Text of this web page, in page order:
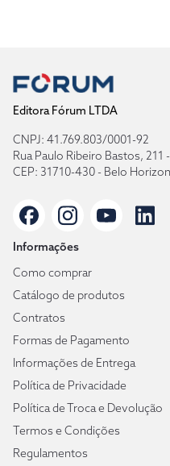
Editora Fórum LTDA
CNPJ: 41.769.803/0001-92
Rua Paulo Ribeiro Bastos, 211
CEP: 31710-430 - Belo
Informações
Como comprar
Catálogo de produtos
Contratos
Formas de Pagamento
Informações de Entrega
Política de Privacidade
Política de Troca e Devolução
Termos e Condições
Regulamentos